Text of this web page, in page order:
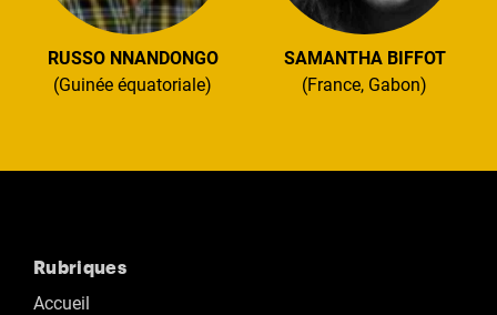
RUSSO NNANDONGO
(Guinée équatoriale)
SAMANTHA BIFFOT
(France, Gabon)
Rubriques
Accueil